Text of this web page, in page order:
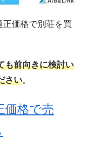
価格で別荘を買
も前向きに検討い
さい。
価格で売